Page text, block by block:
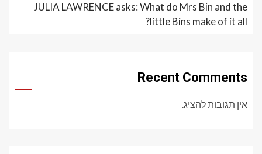
JULIA LAWRENCE asks: What do Mrs Bin and the
little Bins make of it all?
Recent Comments
אין תגובות להציג.